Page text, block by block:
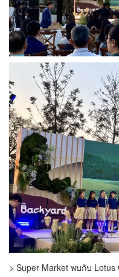
> Super Market พบกับ